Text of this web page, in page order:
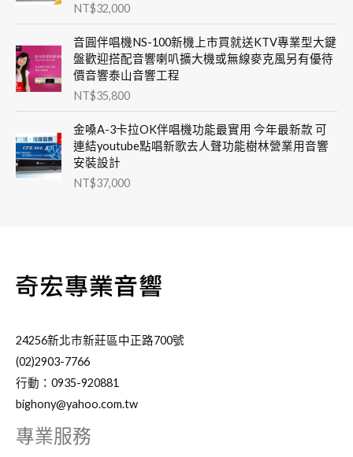
NT$32,000
音圓伴唱機NS-100新機上市買就送KTV專業型大鍵
盤歡迎搭配音響喇叭擴大機或無線麥克風另有優待
價音響泰山音響工程
NT$35,800
金嗓A-3卡拉OK伴唱機功能最實用 今年最新款 可
連結youtube點唱新歌去人聲功能樹林營業用音響
安裝設計
NT$37,000
24256新北市新莊區中正路700號
(02)2903-7766
行動：0935-920881
bighony@yahoo.com.tw
專業服務